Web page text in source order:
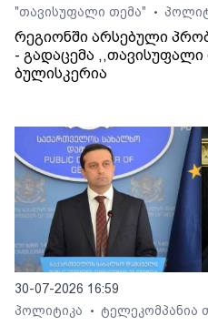
"თავისუფალი თემა"
•
რეგიონში არსებული
- გადაცემა ,,თავისუფალი
ბულისკერია
30-07-2026 16:59
პოლიტიკა
• ტელეკომპანია